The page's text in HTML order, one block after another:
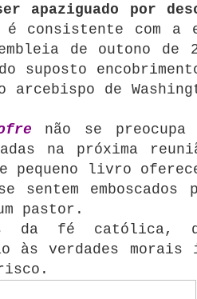
apaziguado por
é consistente com a
de outono de
suposto
arcebispo de
não se preocupa
na próxima
pequeno livro
emboscados
pastor.
da fé católica,
às verdades morais